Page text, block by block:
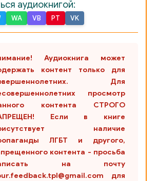
аудиокнигой:
WA VB PT VK
Аудиокнига может
контент только для
Для
просмотр
контента СТРОГО
Если в книге
наличие
ЛГБТ и другого,
контента - просьба
на почту
для